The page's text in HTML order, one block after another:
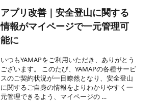
アプリ改善｜安全登山に関する
情報がマイページで一元管理可
能に
いつもYAMAPをご利用いただき、ありがとう
ございます。 このたび、YAMAPの各種サービ
スのご契約状況が一目瞭然となり、安全登山
に関するご自身の情報をよりわかりやすく一
元管理できるよう、マイページの …